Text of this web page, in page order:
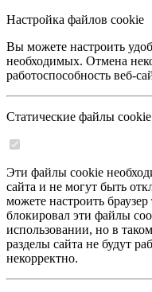
Настройка файлов cookie
Вы можете настроить
необходимых. Отмена
работоспособность веб-
Статические файлы cookie
Эти файлы cookie
сайта и не могут быть
можете настроить
блокировал эти файлы
использовании, но в
разделы сайта не будут
некорректно.